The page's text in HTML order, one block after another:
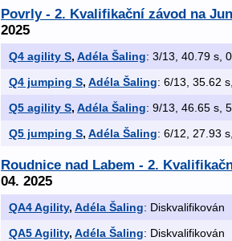
Povrly - 2. Kvalifikační závod na
2025
Q4 agility S, Adéla Šaling: 3/13, 40.79 s,
Q4 jumping S, Adéla Šaling: 6/13, 35.62
Q5 agility S, Adéla Šaling: 9/13, 46.65 s,
Q5 jumping S, Adéla Šaling: 6/12, 27.93
Roudnice nad Labem - 2.
04. 2025
QA4 Agility, Adéla Šaling: Diskvalifikován
QA5 Agility, Adéla Šaling: Diskvalifikován